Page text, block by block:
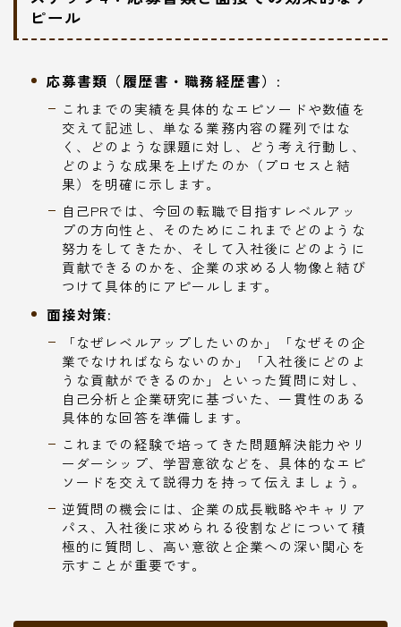
ピール
応募書類（履歴書・職務経歴書）:
これまでの実績を具体的なエピソードや数値を
交えて記述し、単なる業務内容の羅列ではな
く、どのような課題に対し、どう考え行動し、
どのような成果を上げたのか（プロセスと結
果）を明確に示します。
自己PRでは、今回の転職で目指すレベルアッ
プの方向性と、そのためにこれまでどのような
努力をしてきたか、そして入社後にどのように
貢献できるのかを、企業の求める人物像と結び
つけて具体的にアピールします。
面接対策:
「なぜレベルアップしたいのか」「なぜその企
業でなければならないのか」「入社後にどのよ
うな貢献ができるのか」といった質問に対し、
自己分析と企業研究に基づいた、一貫性のある
具体的な回答を準備します。
これまでの経験で培ってきた問題解決能力やリ
ーダーシップ、学習意欲などを、具体的なエピ
ソードを交えて説得力を持って伝えましょう。
逆質問の機会には、企業の成長戦略やキャリア
パス、入社後に求められる役割などについて積
極的に質問し、高い意欲と企業への深い関心を
示すことが重要です。